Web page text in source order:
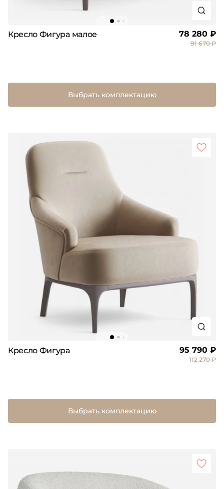
Кресло Фигура малое 78 280 ₽
91 670 ₽
Выбрать комплектацию
Кресло Фигура 95 790 ₽
112 270 ₽
Выбрать комплектацию